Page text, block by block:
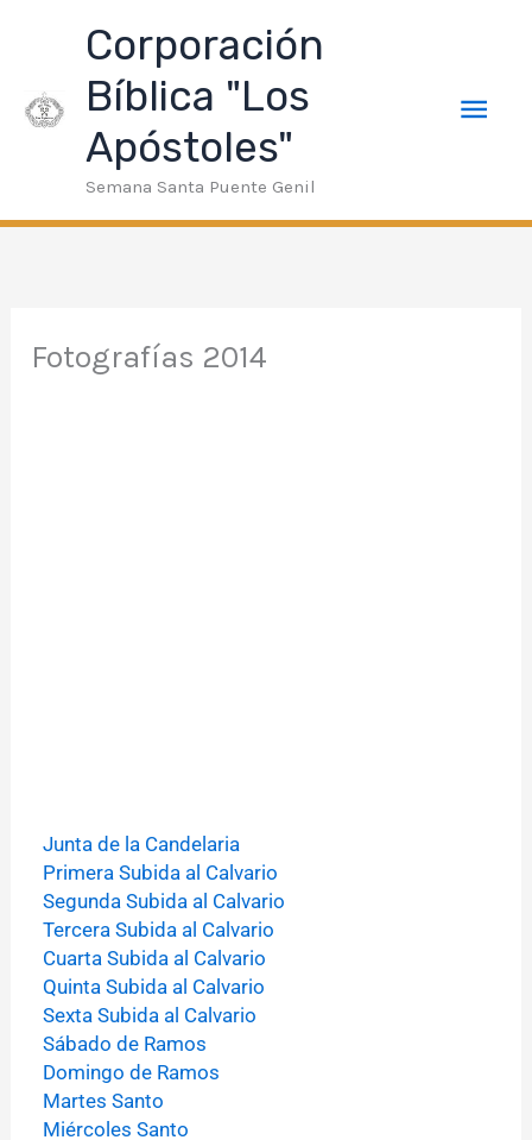
Corporación
Bíblica "Los
Apóstoles"
Semana Santa Puente Genil
Fotografías 2014
Junta de la Candelaria
Primera Subida al Calvario
Segunda Subida al Calvario
Tercera Subida al Calvario
Cuarta Subida al Calvario
Quinta Subida al Calvario
Sexta Subida al Calvario
Sábado de Ramos
Domingo de Ramos
Martes Santo
Miércoles Santo